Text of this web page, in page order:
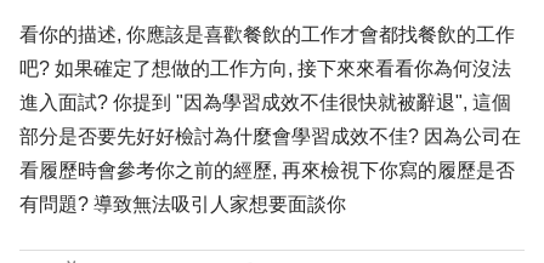
看你的描述, 你應該是喜歡餐飲的工作才會都找餐飲的工作
吧? 如果確定了想做的工作方向, 接下來來看看你為何沒法
進入面試? 你提到 "因為學習成效不佳很快就被辭退", 這個
部分是否要先好好檢討為什麼會學習成效不佳? 因為公司在
看履歷時會參考你之前的經歷, 再來檢視下你寫的履歷是否
有問題? 導致無法吸引人家想要面談你